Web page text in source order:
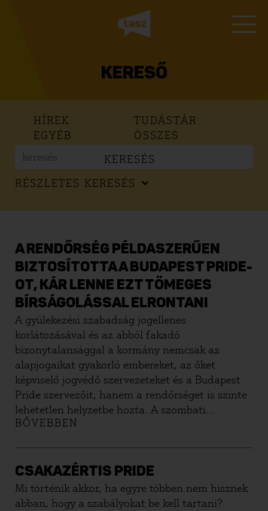
KERESŐ
HÍREK
TUDÁSTÁR
EGYÉB
ÖSSZES
RÉSZLETES KERESÉS
KERESÉS
A RENDŐRSÉG PÉLDASZERŰEN
BIZTOSÍTOTTA A BUDAPEST PRIDE-
OT, KÁR LENNE EZT TÖMEGES
BÍRSÁGOLÁSSAL ELRONTANI
A gyülekezési szabadság jogellenes
korlátozásával és az abból fakadó
bizonytalansággal a kormány nemcsak az
alapjogaikat gyakorló embereket, az őket
képviselő jogvédő szervezeteket és a Budapest
Pride szervezőit, hanem a rendőrséget is szinte
lehetetlen helyzetbe hozta. A szombati
történelmi Budapest Pride a kormány minden
megrendezéséhez a gyülekezési hatóság elmúlt
években megszokott szakszerű biztosítási
munkája is elengedhetetlen volt.
BŐVEBBEN
CSAKAZÉRTIS PRIDE
Mi történik akkor, ha egyre többen nem hisznek
abban, hogy a szabályokat be kell tartani?